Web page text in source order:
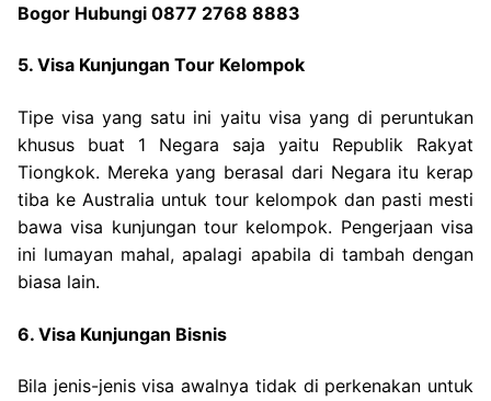
Bogor Hubungi 0877 2768 8883
5. Visa Kunjungan Tour Kelompok
Tipe visa yang satu ini yaitu visa yang di peruntukan
khusus buat 1 Negara saja yaitu Republik Rakyat
Tiongkok. Mereka yang berasal dari Negara itu kerap
tiba ke Australia untuk tour kelompok dan pasti mesti
bawa visa kunjungan tour kelompok. Pengerjaan visa
ini lumayan mahal, apalagi apabila di tambah dengan
biasa lain.
6. Visa Kunjungan Bisnis
Bila jenis-jenis visa awalnya tidak di perkenakan untuk